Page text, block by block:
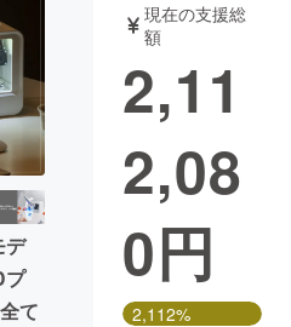
ェット
チャレンジ
性化
CAMPFIRE Creation
デ
プ
て
現在の支援総
額
2,11
2,08
0円
2,112%